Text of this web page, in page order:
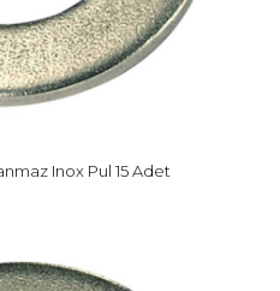
Inox Pul 15 Adet